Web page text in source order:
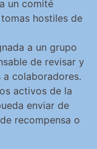
un comité
hostiles de
a un grupo
de revisar y
a colaboradores.
activos de la
enviar de
recompensa o